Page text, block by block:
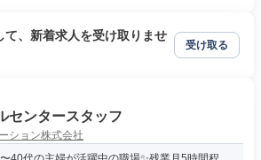
て、新着求人を受け取りませ
受け取る
センタースタッフ
ション株式会社